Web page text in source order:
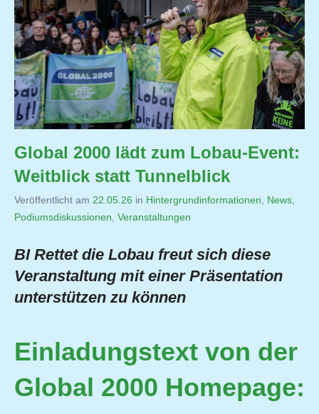
Global 2000 lädt zum Lobau-Event:
Weitblick statt Tunnelblick
Veröffentlicht am 22.05.26 von
Jutta
in Hintergrundinformationen, News,
Podiumsdiskussionen, Veranstaltungen
BI Rettet die Lobau freut sich diese
Veranstaltung mit einer Präsentation
unterstützen zu können
Einladungstext von der
Global 2000 Homepage: